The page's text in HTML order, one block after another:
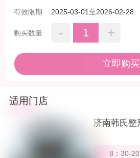
有效限期 2025-03-01至2026-02-28
购买数量 - 1 +
立即购买
适用门店
济南韩氏整
8：30-